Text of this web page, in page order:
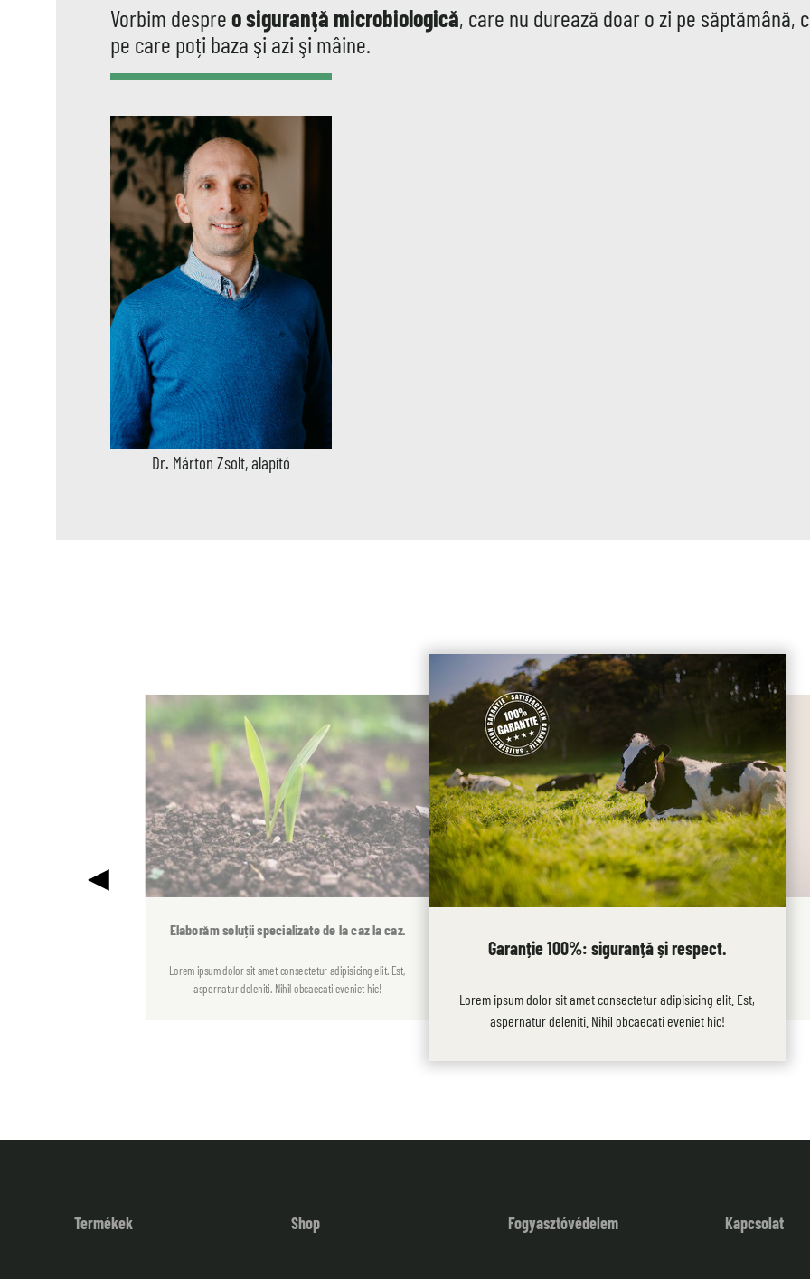
Vorbim despreo siguranţă microbiologică, care nu durează doar o zi pe
pe care poți baza şi azi şi mâine.
Dr. Márton Zsolt, alapító
Elaborăm soluții specializate de la caz la caz.
Lorem ipsum dolor sit amet consectetur adipisicing elit. Est,
aspernatur deleniti. Nihil obcaecati eveniet hic!
Garanție 100%: siguranță și respect.
Lorem ipsum dolor sit amet consectetur adipisicing elit. Est,
aspernatur deleniti. Nihil obcaecati eveniet hic!
Termékek Shop Fogyasztóvédelem Kapcsolat